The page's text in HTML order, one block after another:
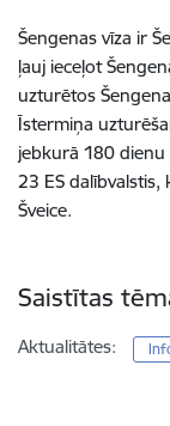
Šengenas vīza ir
ļauj ieceļot
uzturētos
Īstermiņa
jebkurā 180 dienu
23 ES
Šveice.
Saistītas
Aktualitātes: